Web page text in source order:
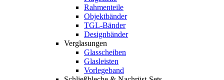
Rahmenteile
Objektbänder
TGL-Bänder
Designbänder
Verglasungen
Glasscheiben
Glasleisten
Vorlegeband